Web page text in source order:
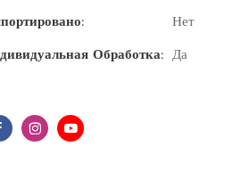
Нет
Обработка: Да